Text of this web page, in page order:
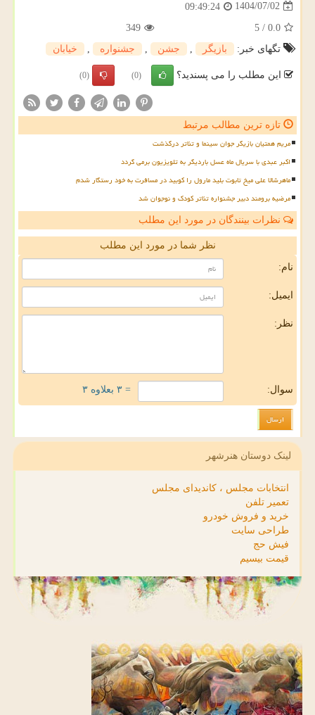
1404/07/02
09:49:24
0.0
/
5
349
تگهای خبر:
بازیگر جشن جشنواره خیابان
این مطلب را می پسندید؟ (0)
(0)
تازه ترین مطالب مرتبط
مریم همتیان بازیگر جوان سینما و تئاتر درگذشت
اکبر عبدی با سریال ماه عسل باردیگر به تلویزیون برمی گردد
ماهرشالا علی میخ تابوت بلید مارول را کوبید در مسافرت به خود رستگار شدم
مرضیه برومند دبیر جشنواره تئاتر کودک و نوجوان شد
نظرات بینندگان در مورد این مطلب
نظر شما در مورد این مطلب
نام:
ایمیل:
نظر:
سوال: = ۳ بعلاوه ۳
لینک دوستان هنرشهر
انتخابات مجلس ، کاندیدای مجلس
تعمیر تلفن
خرید و فروش خودرو
طراحی سایت
فیش حج
قیمت بیسیم